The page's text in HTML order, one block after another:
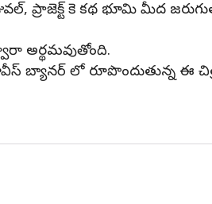
ప్రాజెక్ట్ కె కథ భూమి మీద
అర్థమవుతోంది.
లో రూపొందుతున్న ఈ